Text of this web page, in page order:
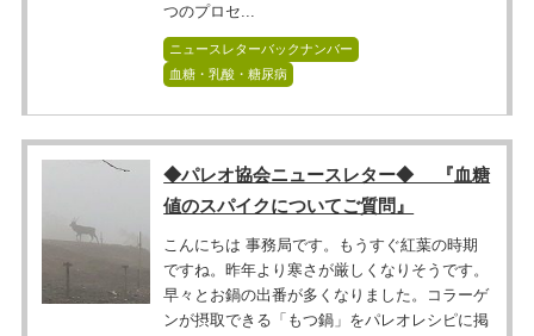
つのプロセ...
ニュースレターバックナンバー
血糖・乳酸・糖尿病
◆パレオ協会ニュースレター◆ 『血糖
値のスパイクについてご質問』
こんにちは 事務局です。もうすぐ紅葉の時期
ですね。昨年より寒さが厳しくなりそうです。
早々とお鍋の出番が多くなりました。コラーゲ
ンが摂取できる「もつ鍋」をパレオレシピに掲